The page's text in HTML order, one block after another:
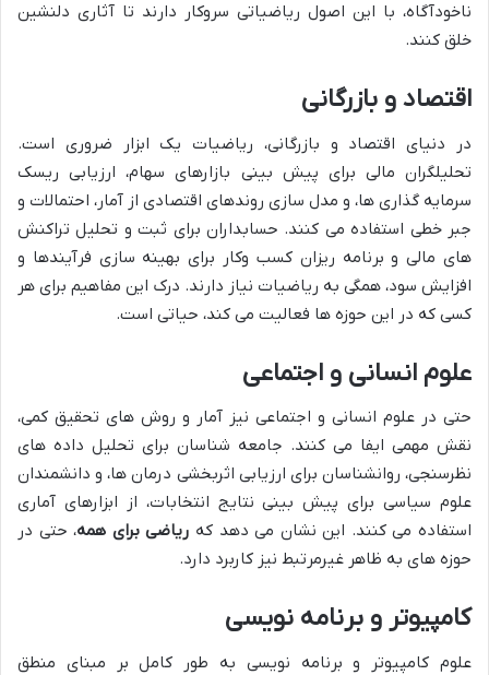
ناخودآگاه، با این اصول ریاضیاتی سروکار دارند تا آثاری دلنشین
خلق کنند.
اقتصاد و بازرگانی
در دنیای اقتصاد و بازرگانی، ریاضیات یک ابزار ضروری است.
تحلیلگران مالی برای پیش بینی بازارهای سهام، ارزیابی ریسک
سرمایه گذاری ها، و مدل سازی روندهای اقتصادی از آمار، احتمالات و
جبر خطی استفاده می کنند. حسابداران برای ثبت و تحلیل تراکنش
های مالی و برنامه ریزان کسب وکار برای بهینه سازی فرآیندها و
افزایش سود، همگی به ریاضیات نیاز دارند. درک این مفاهیم برای هر
کسی که در این حوزه ها فعالیت می کند، حیاتی است.
علوم انسانی و اجتماعی
حتی در علوم انسانی و اجتماعی نیز آمار و روش های تحقیق کمی،
نقش مهمی ایفا می کنند. جامعه شناسان برای تحلیل داده های
نظرسنجی، روانشناسان برای ارزیابی اثربخشی درمان ها، و دانشمندان
علوم سیاسی برای پیش بینی نتایج انتخابات، از ابزارهای آماری
استفاده می کنند. این نشان می دهد که ریاضی برای همه، حتی در
حوزه های به ظاهر غیرمرتبط نیز کاربرد دارد.
کامپیوتر و برنامه نویسی
علوم کامپیوتر و برنامه نویسی به طور کامل بر مبنای منطق